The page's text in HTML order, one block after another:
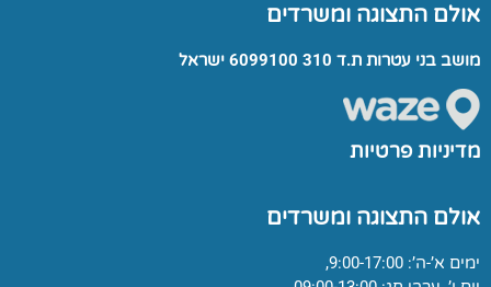
אולם התצוגה ומשרדים
מושב בני עטרות ת.ד 310 6099100 ישראל
מדיניות פרטיות
אולם התצוגה ומשרדים
ימים א’-ה’: 9:00-17:00,